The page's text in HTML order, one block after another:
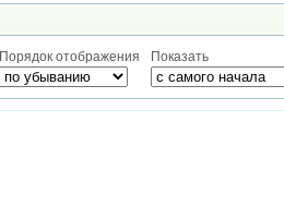
Порядок отображения Показать